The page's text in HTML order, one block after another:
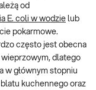
od
E. coli w wodzie lub
pokarmowe.
często jest obecna
wieprzowym, dlatego
w głównym stopniu
kuchennego oraz